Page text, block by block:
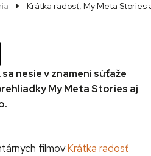
Krátka radosť, My Meta Stories
nesie v znamení súťaže
My Meta Stories aj
filmovKrátka radosť